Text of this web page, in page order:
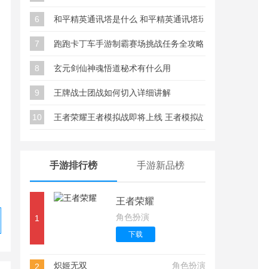
6 和平精英通讯塔是什么 和平精英通讯塔玩法详细解析
7 跑跑卡丁车手游制霸赛场挑战任务全攻略
8 玄元剑仙神魂悟道秘术有什么用
9 王牌战士团战如何切入详细讲解
10 王者荣耀王者模拟战即将上线 王者模拟战玩法介绍
手游排行榜 手游新品榜
1
王者荣耀
角色扮演
下载
2 炽姬无双 角色扮演